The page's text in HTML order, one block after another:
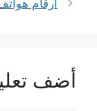
ارقام
أضف